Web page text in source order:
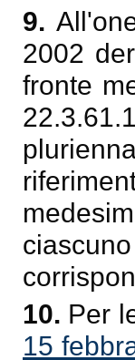
9.
2002
fronte
10. Per
15